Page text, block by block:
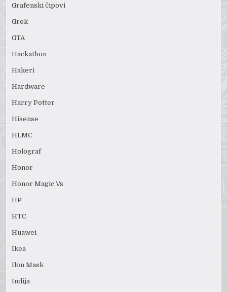
Grafenski čipovi
Grok
GTA
Hackathon
Hakeri
Hardware
Harry Potter
Hisense
HLMC
Holograf
Honor
Honor Magic Vs
HP
HTC
Huawei
Ikea
Ilon Mask
Indija